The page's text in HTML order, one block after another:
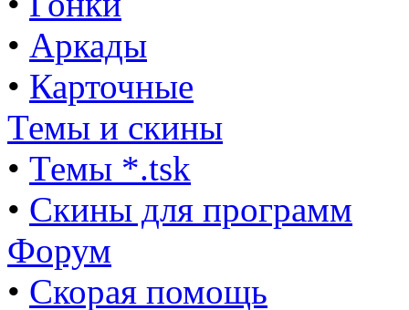
• Аркады
• Карточные
Темы и скины
• Темы *.tsk
• Скины для программ
Форум
• Скорая помощь